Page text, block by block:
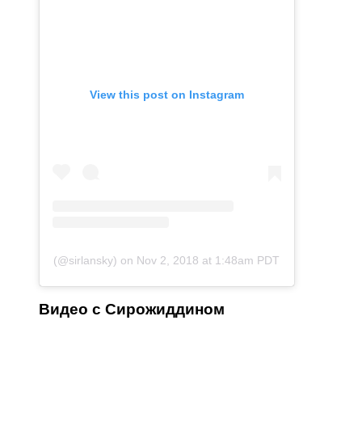
View this post on Instagram
(@sirlansky) on Nov 2, 2018 at 1:48am PDT
Видео с Сирожиддином